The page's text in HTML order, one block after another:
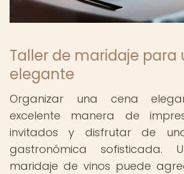
Taller de maridaje para
elegante
Organizar una cena
excelente manera de
invitados y disfrutar de
gastronómica sofisticada.
maridaje de vinos puede